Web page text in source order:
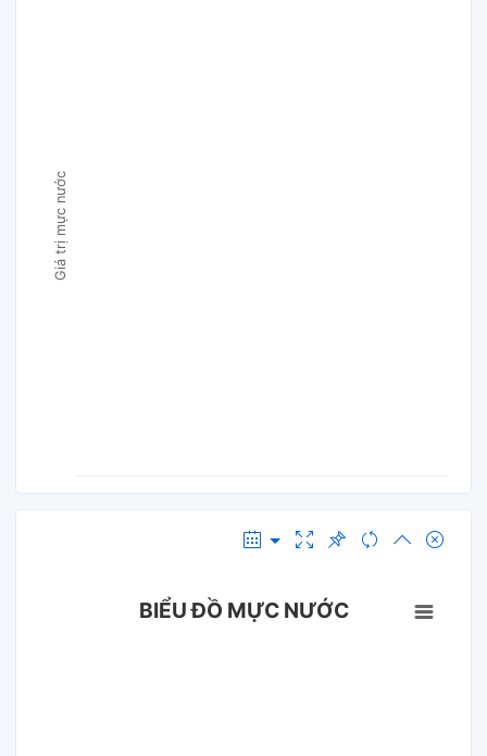
Giá trị mực nước
BIỂU ĐỒ MỰC NƯỚC